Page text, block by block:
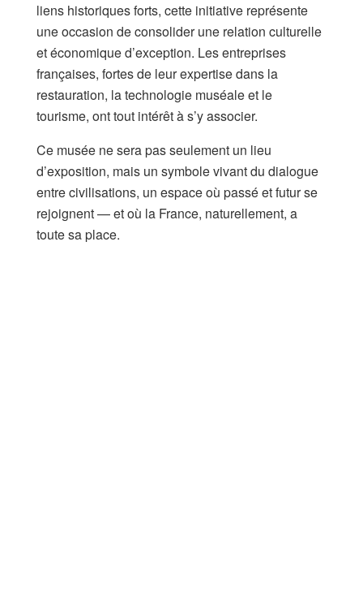
liens historiques forts, cette initiative représente
une occasion de consolider une relation culturelle
et économique d’exception. Les entreprises
françaises, fortes de leur expertise dans la
restauration, la technologie muséale et le
tourisme, ont tout intérêt à s’y associer.
Ce musée ne sera pas seulement un lieu
d’exposition, mais un symbole vivant du dialogue
entre civilisations, un espace où passé et futur se
rejoignent — et où la France, naturellement, a
toute sa place.